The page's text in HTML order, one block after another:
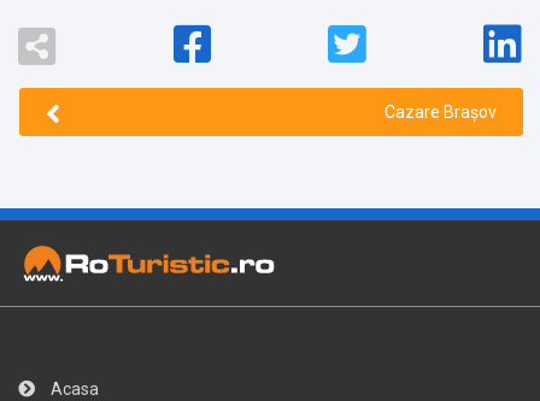
Cazare Brașov
Acasa